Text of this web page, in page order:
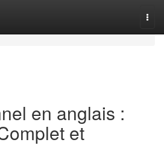
en anglais :
et